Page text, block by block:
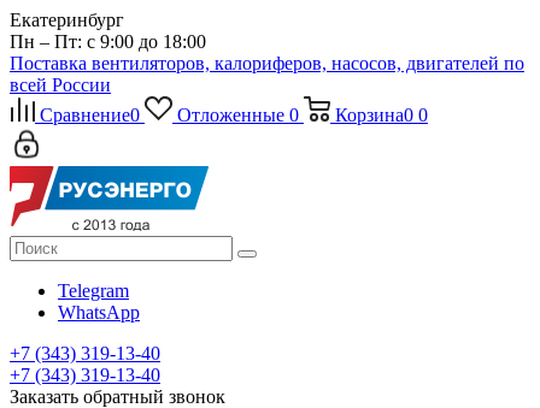
Екатеринбург
Пн – Пт: с 9:00 до 18:00
Поставка вентиляторов, калориферов, насосов, двигателей по
всей России
Сравнение0 Отложенные 0 Корзина0 0
Telegram
WhatsApp
+7 (343) 319-13-40
+7 (343) 319-13-40
Заказать обратный звонок